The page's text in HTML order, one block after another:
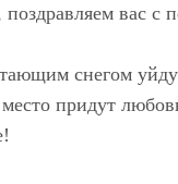
поздравляем вас с
снегом
придут